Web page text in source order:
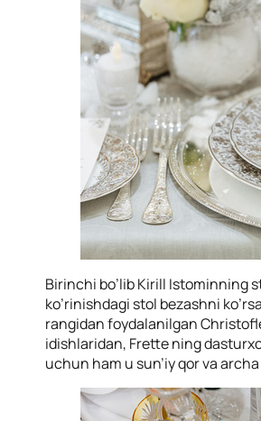
Birinchi bo’lib Kirill Istominning
ko’rinishdagi stol bezashni
rangidan foydalanilgan
idishlaridan, Frette ning
uchun ham u sun’iy qor va